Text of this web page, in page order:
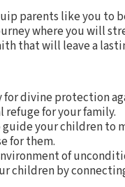
parents like you
where you will
that will leave a
divine protection
for your family.
your children to
for them.
of
children by